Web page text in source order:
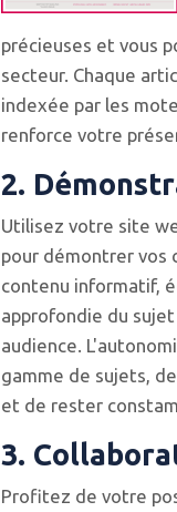
précieuses et vous
secteur. Chaque
indexée par les
renforce votre
2.
Utilisez votre site
pour démontrer vos
contenu informatif,
approfondie du
audience.
gamme de sujets,
et de rester
3.
Profitez de votre